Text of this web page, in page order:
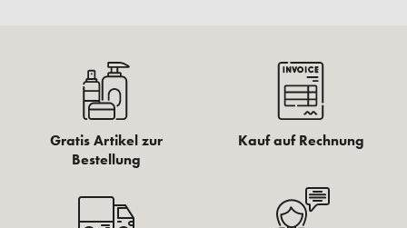
Gratis Artikel zur
Bestellung
Kauf auf Rechnung